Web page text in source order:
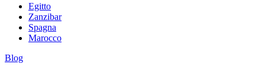
Egitto
Zanzibar
Spagna
Marocco
Blog